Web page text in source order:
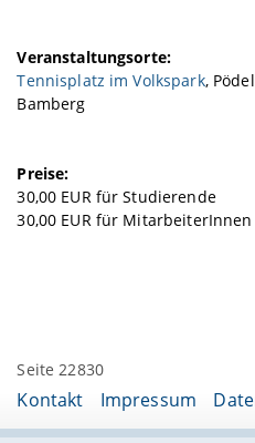
Veranstaltungsorte:
Tennisplatz im Volkspark,
Bamberg
Preise:
30,00 EUR für Studierende
30,00 EUR für MitarbeiterInnen
Seite 22830
Kontakt Impressum